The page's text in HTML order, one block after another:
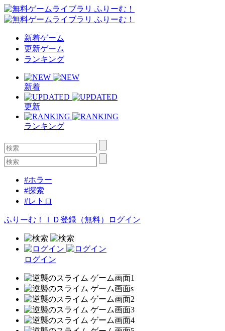
新着ゲーム
更新ゲーム
ランキング
新着
更新
ランキング
#ホラー
#探索
#レトロ
ふりーむ！ＩＤ登録（無料） ログイン
ログイン